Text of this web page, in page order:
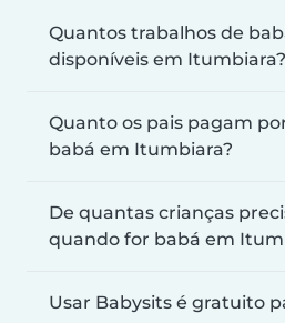
Quantos trabalhos de
disponíveis em Itumbiara?
Quanto os pais pagam
babá em Itumbiara?
De quantas crianças
quando for babá em
Usar Babysits é gratuito